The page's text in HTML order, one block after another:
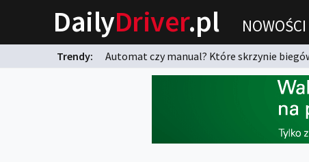
DailyDriver.pl NOWOŚCI
Trendy: Automat czy manual? Które skrzynie